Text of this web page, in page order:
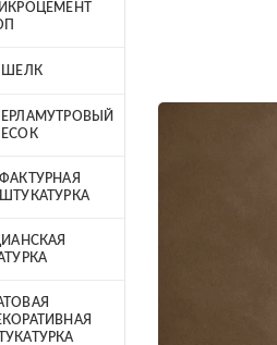
ШЕЛК
ФАКТУРНАЯ
ШТУКАТУРКА